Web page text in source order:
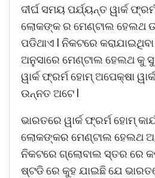
ଦୀର୍ଘ ସମୟ ପର୍ଯ୍ୟନ୍ତ ୱାର୍କ
ଲୋକଙ୍କ ର ମେଣ୍ଟାଲ ହେଲଥ
ପଡିଥାଏ l ନିକଟରେ
ଅନୁସାରେ ମେଣ୍ଟାଲ ହେଲଥ କୁ
ୱାର୍କ ଫ୍ରର୍ମ ହୋମ୍ ଅପେକ୍ଷା
ଉନ୍ନତ ଅଟେ l
ଭାରତରେ ୱାର୍କ ଫ୍ରର୍ମ ହୋମ୍
ଲୋକଙ୍କର ମେଣ୍ଟାଲ ହେଲଥ
ନିକଟରେ ଗ୍ଲୋବାଲ ସ୍ତର ରେ
ଷ୍ଟଡି ରେ କୁହ ଯାଇଛି ଯେ